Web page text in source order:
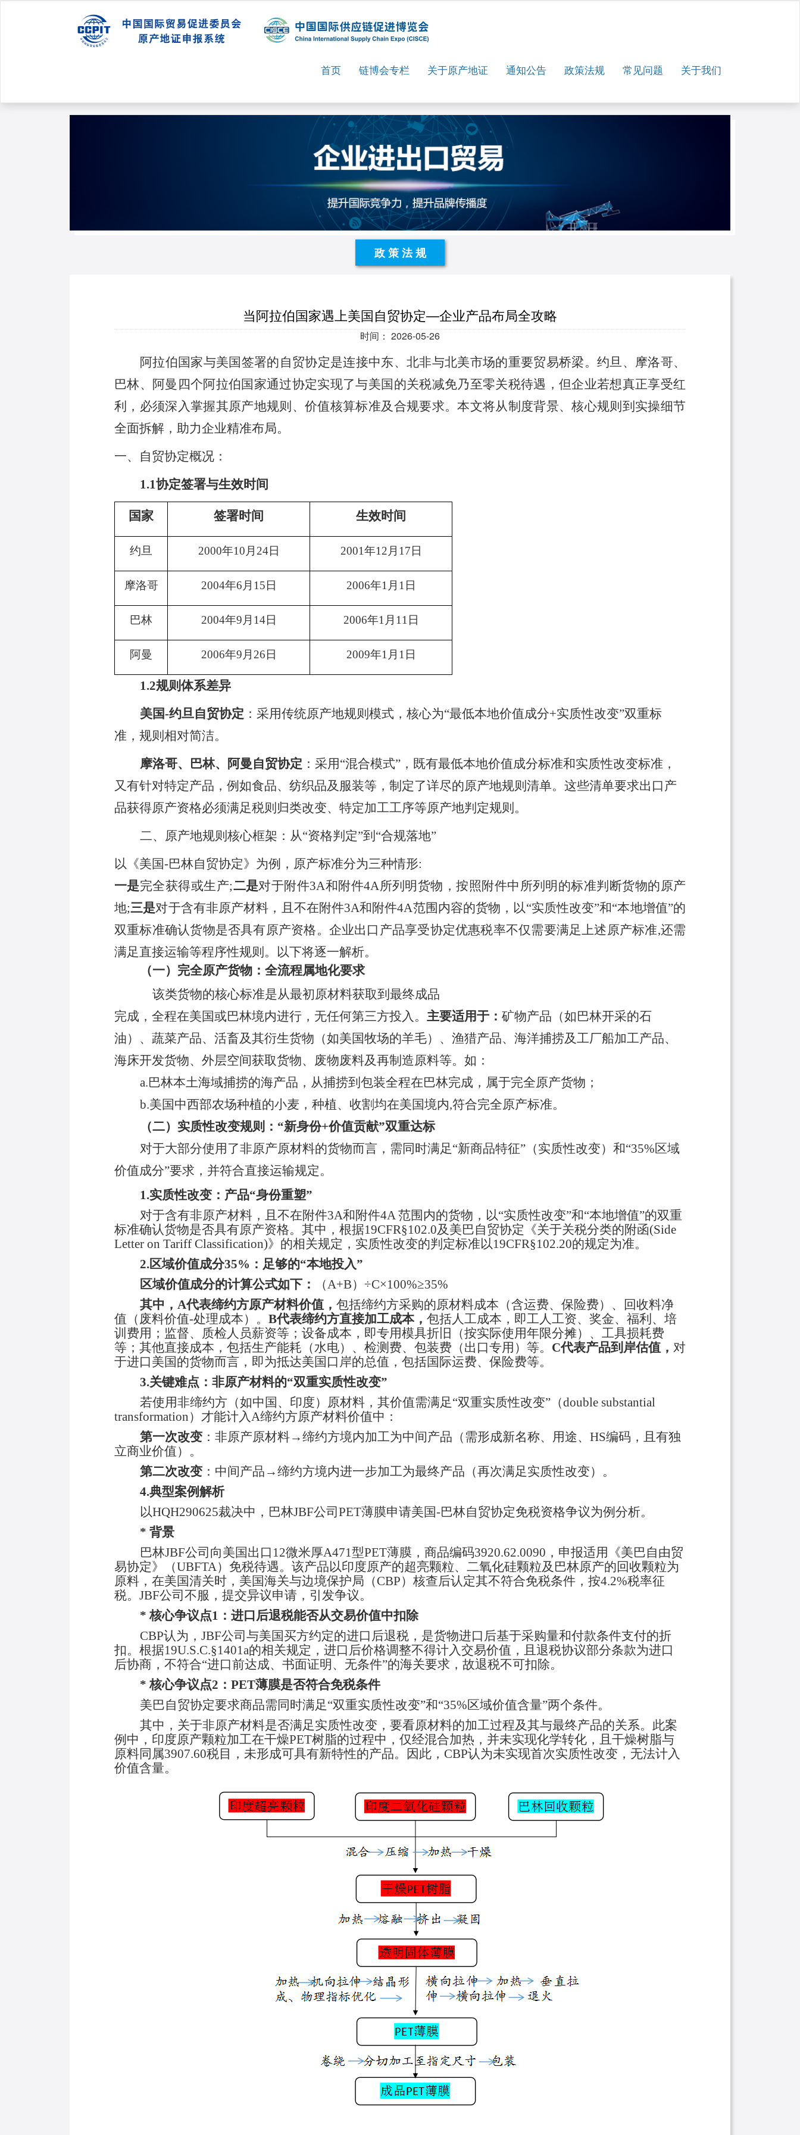
首页 链博会专栏 关于原产地证 通知公告 政策法规 常见问题 关于我们
政策法规
当阿拉伯国家遇上美国自贸协定—企业产品布局全攻略
时间： 2026-05-26
阿拉伯国家与美国签署的自贸协定是连接中东、北非与北美市场的重要贸易桥梁。约旦、摩洛哥、
巴林、阿曼四个阿拉伯国家通过协定实现了与美国的关税减免乃至零关税待遇，但企业若想真正享受红
利，必须深入掌握其原产地规则、价值核算标准及合规要求。本文将从制度背景、核心规则到实操细节
全面拆解，助力企业精准布局。
一、
自贸协定概况：
1.1协定签署与生效时间
国家 签署时间 生效时间
约旦 2000年10月24日 2001年12月17日
摩洛哥 2004年6月15日 2006年1月1日
巴林 2004年9月14日 2006年1月11日
阿曼 2006年9月26日 2009年1月1日
1.2规则体系差异
美国-约旦自贸协定 ：采用传统原产地规则模式，核心为“最低本地价值成分+实质性改变”双重标
准，规则相对简洁。
摩洛哥、巴林、阿曼自贸协定 ：采用“混合模式”，既有最低本地价值成分标准和实质性改变标准，
又有针对特定产品，例如食品、纺织品及服装等，制定了详尽的原产地规则清单。这些清单要求出口产
品获得原产资格必须满足税则归类改变、特定加工工序等原产地判定规则。
二、原产地规则核心框架：从“资格判定”到“合规落地”
以《美国-巴林自贸协定》为例，原产标准分为三种情形:
一是完全获得或生产;二是对于附件3A和附件4A所列明货物，按照附件中所列明的标准判断货物的原产
地;三是对于含有非原产材料，且不在附件3A和附件4A范围内容的货物，以“实质性改变”和“本地增值”的
双重标准确认货物是否具有原产资格。企业出口产品享受协定优惠税率不仅需要满足上述原产标准,还需
满足直接运输等程序性规则。以下将逐一解析。
（一）完全原产货物：全流程属地化要求
该类货物的核心标准是从最初原材料获取到最终成品
完成，全程在美国或巴林境内进行，无任何第三方投入。 主要适用于： 矿物产品（如巴林开采的石
油）、蔬菜产品、活畜及其衍生货物（如美国牧场的羊毛）、渔猎产品、海洋捕捞及工厂船加工产品、
海床开发货物、外层空间获取货物、废物废料及再制造原料等。 如：
a.巴林本土海域捕捞的海产品，从捕捞到包装全程在巴林完成，属于完全原产货物；
b.美国中西部农场种植的小麦，种植、收割均在美国境内,符合完全原产标准。
（二）实质性改变规则： “新身份+价值贡献”双重达标
对于大部分使用了非原产原材料的货物而言，需同时满足“新商品特征” （实质性改变） 和“35%区域
价值成分”要求，并符合直接运输规定。
1.实质性改变：产品“身份重塑”
对于含有非原产材料，且不在附件3A和附件4A 范围内的货物，以“实质性改变”和“本地增值”的双重
标准确认货物是否具有原产资格。其中，根据19CFR§102.0及美巴自贸协定《关于关税分类的附函(Side
Letter on Tariff Classification)》 的相关规定，实质性改变的判定标准以19CFR§102.20的规定为准。
2.区域价值成分35%：足够的“本地投入”
区域价值成分的计算公式如下：
（ A+B）÷C×100%≥35%
其中， A代表缔约方原产材料价值， 包括缔约方采购的原材料成本（含运费、保险费）、回收料净
值（废料价值-处理成本）。 B代表缔约方直接加工成本， 包括人工成本，即工人工资、奖金、福利、培
训费用；监督、质检人员薪资等；设备成本，即专用模具折旧（按实际使用年限分摊）、工具损耗费
等；其他直接成本，包括生产能耗（水电）、检测费、包装费（出口专用）等。 C代表产品到岸估值， 对
于进口美国的货物而言，即为抵达美国口岸的总值，包括国际运费、保险费等。
3.关键难点：非原产材料的“双重实质性改变”
若使用非缔约方（如中国、印度）原材料，其价值需满足“双重实质性改变”（double substantial
transformation）才能计入A缔约方原产材料价值中：
第一次改变 ：非原产原材料→缔约方境内加工为中间产品（需形成新名称、用途、HS编码，且有独
立商业价值）。
第二次改变 ：中间产品 →缔约方境内进一步加工为最终产品（再次满足实质性改变）。
4.典型案例解析
以HQH290625裁决中，巴林JBF公司PET薄膜申请美国-巴林自贸协定免税资格争议为例分析。
* 背景
巴林JBF公司向美国出口12微米厚A471型PET薄膜，商品编码3920.62.0090，申报适用《美巴自由贸
易协定》（UBFTA）免税待遇。 该产品以印度原产的超亮颗粒、二氧化硅颗粒及巴林原产的回收颗粒为
原料，在美国清关时，美国海关与边境保护局（CBP）核查后认定其不符合免税条件，按4.2%税率征
税。JBF公司不服，提交异议申请，引发争议。
* 核心争议点1：进口后退税能否从交易价值中扣除
CBP认为，JBF公司 与美国买方约定的进口后退税，是货物进口后基于采购量和付款条件支付的折
扣。根据19U.S.C.§1401a的相关规定 ，进口后价格调整不得计入交易价值，且退税协议部分条款为进口
后协商，不符合“进口前达成、书面证明、无条件”的海关要求，故退税不可扣除。
* 核心争议点2：PET薄膜是否符合免税条件
美巴自贸协定要求商品需同时满足“双重实质性改变”和“35%区域价值含量”两个条件。
其中，关于非原产材料是否满足实质性改变，要看原材料的加工过程及其与最终产品的关系。此案
例中，印度原产颗粒加工在干燥PET树脂的过程中，仅经混合加热，并未实现化学转化，且干燥树脂与
原料同属3907.60税目，未形成可具有新特性的产品。因此，CBP认为未实现首次实质性改变，无法计入
价值含量。